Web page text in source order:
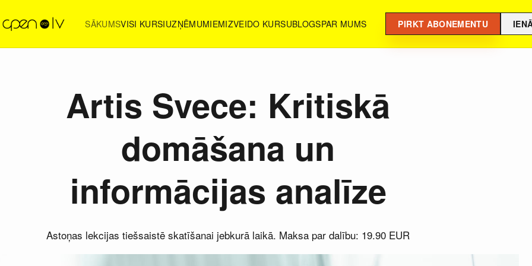
SĀKUMSVISI KURSIUZŅĒMUMIEMIZVEIDO KURSUBLOGSPAR MUMS PIRKT ABONEMENTU
Artis Svece: Kritiskā
domāšana un
informācijas analīze
Astoņas lekcijas tiešsaistē skatīšanai jebkurā laikā. Maksa par dalību: 19.90 EUR